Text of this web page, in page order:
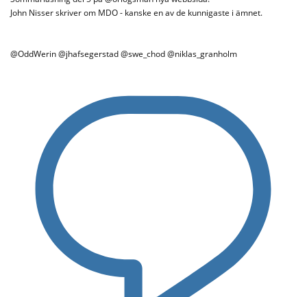
John Nisser skriver om MDO - kanske en av de kunnigaste i ämnet.
@OddWerin @jhafsegerstad @swe_chod @niklas_granholm